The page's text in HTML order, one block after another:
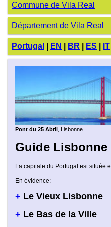
Commune de Vila Real
Département de Vila Real
Portugal EN BR ES IT
Pont du 25 Abril , Lisbonne
Guide Lisbonne
La capitale du Portugal est située
En évidence:
+ Le Vieux Lisbonne
+ Le Bas de la Ville